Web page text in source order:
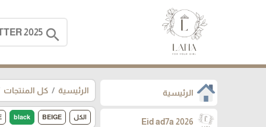
search
الرئيسية
Eid ad7a 2026
الرئيسية كل المنتجات
الكل BEIGE
black